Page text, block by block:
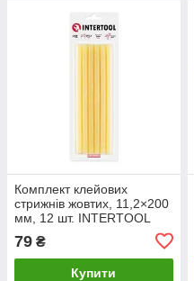
Комплект клейових
стрижнів жовтих, 11,2×200
мм, 12 шт. INTERTOOL
79 ₴
Купити